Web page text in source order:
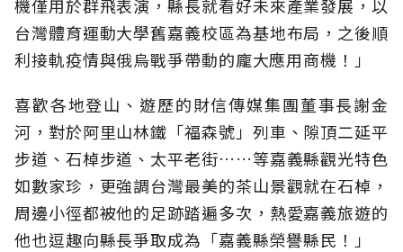
機僅用於群飛表演，縣長就看好未來產業發展，以
台灣體育運動大學舊嘉義校區為基地布局，之後順
利接軌疫情與俄烏戰爭帶動的龐大應用商機！」
喜歡各地登山、遊歷的財信傳媒集團董事長謝金
河，對於阿里山林鐵「福森號」列車、隙頂二延平
步道、石棹步道、太平老街……等嘉義縣觀光特色
如數家珍，更強調台灣最美的茶山景觀就在石棹，
周邊小徑都被他的足跡踏遍多次，熱愛嘉義旅遊的
他也逗趣向縣長爭取成為「嘉義縣榮譽縣民！」